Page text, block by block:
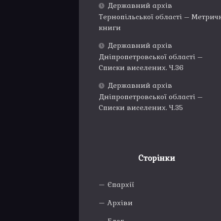
Державний архів
Тернопільської області –
книги
Державний архів
Дніпропетровської області –
Списки виселених. Ч.36
Державний архів
Дніпропетровської області –
Списки виселених. Ч.35
Сторінки
Єпархії
Архіви